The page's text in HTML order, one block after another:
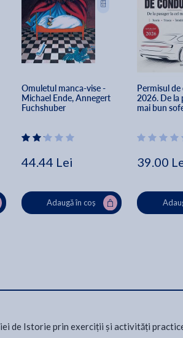
Omuletul manca-vise -
Michael Ende, Annegert
Fuchshuber
44.44 Lei
Adaugă în coș
Permisul
2026. De la
mai bun
39.00
de Istorie prin exerciții și activități